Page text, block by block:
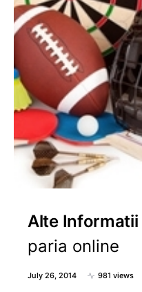
Alte Informatii
paria online
July 26, 2014 981 views